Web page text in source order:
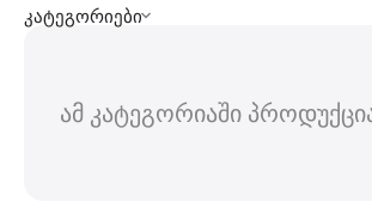
კატეგორიები
ამ კატეგორიაში